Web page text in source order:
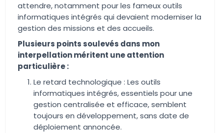
attendre, notamment pour les fameux outils
informatiques intégrés qui devaient moderniser la
gestion des missions et des accueils.
Plusieurs points soulevés dans mon
interpellation méritent une attention
particulière :
Le retard technologique : Les outils
informatiques intégrés, essentiels pour une
gestion centralisée et efficace, semblent
toujours en développement, sans date de
déploiement annoncée.